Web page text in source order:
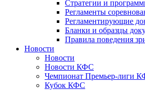
Стратегии и
Регламенты
Регламентирующие
Бланки и образцы
Правила поведения
Новости
Новости
Новости КФС
Чемпионат Премьер-лиги
Кубок КФС